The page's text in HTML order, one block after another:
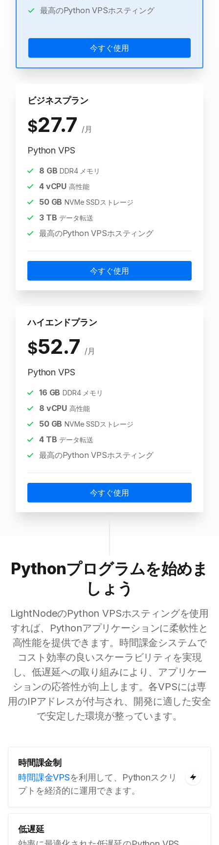
最高のPython VPSホスティング
今すぐ使用
ビジネスプラン
$27.7 /月
Python VPS
8 GB DDR4 メモリ
4vCPU 高性能
50GB NVMe SSDストレージ
3TB データ転送
最高のPython VPSホスティング
今すぐ使用
ハイエンドプラン
$52.7 /月
Python VPS
16 GB DDR4 メモリ
8 vCPU 高性能
50GB NVMe SSDストレージ
4TB データ転送
最高のPython VPSホスティング
今すぐ使用
Pythonプログラムを始めま
しょう
LightNodeのPython VPSホスティングを使用
すれば、Pythonアプリケーションに柔軟性と
高性能を提供できます。時間課金システムで
コスト効率の良いスケーラビリティを実現
し、低遅延への取り組みにより、アプリケー
ションの応答性が向上します。各VPSには専
用のIPアドレスが付与され、開発に適した安全
で安定した環境が整っています。
時間課金制
時間課金VPSを利用して、Pythonスクリ
プトを経済的に運用できます。
低遅延